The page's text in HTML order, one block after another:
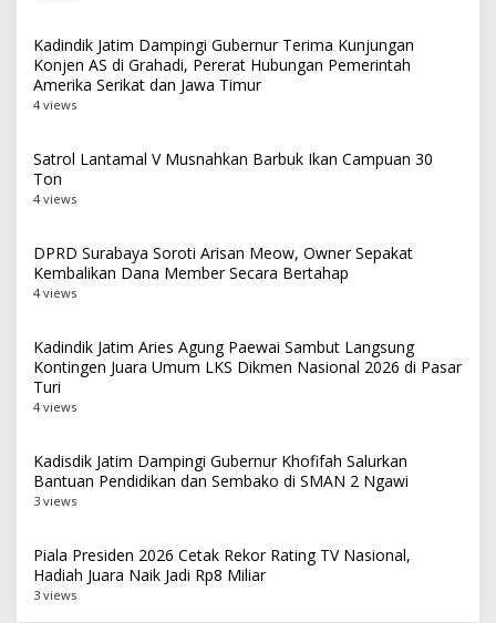
Kadindik Jatim Dampingi Gubernur Terima Kunjungan
Konjen AS di Grahadi, Pererat Hubungan Pemerintah
Amerika Serikat dan Jawa Timur
4 views
Satrol Lantamal V Musnahkan Barbuk Ikan Campuan 30
Ton
4 views
DPRD Surabaya Soroti Arisan Meow, Owner Sepakat
Kembalikan Dana Member Secara Bertahap
4 views
Kadindik Jatim Aries Agung Paewai Sambut Langsung
Kontingen Juara Umum LKS Dikmen Nasional 2026 di Pasar
Turi
4 views
Kadisdik Jatim Dampingi Gubernur Khofifah Salurkan
Bantuan Pendidikan dan Sembako di SMAN 2 Ngawi
3 views
Piala Presiden 2026 Cetak Rekor Rating TV Nasional,
Hadiah Juara Naik Jadi Rp8 Miliar
3 views